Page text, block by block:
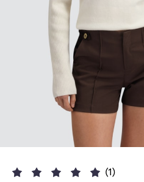
(1)